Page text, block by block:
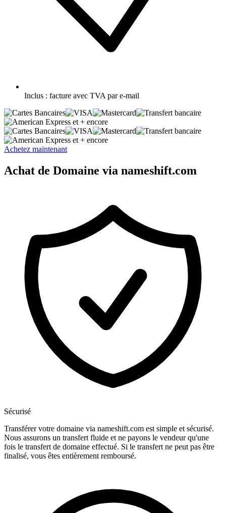
Inclus : facture avec TVA par e-mail
et + encore
et + encore
Achetez maintenant
Achat de Domaine via nameshift.com
Sécurisé
Transférer votre domaine via nameshift.com est simple et sécurisé.
Nous assurons un transfert fluide et ne payons le vendeur qu'une
fois le transfert de domaine effectué. Si le transfert ne peut pas être
finalisé, vous êtes entièrement remboursé.